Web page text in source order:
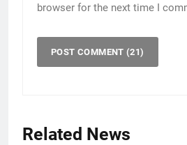
browser for the next time I
Related News